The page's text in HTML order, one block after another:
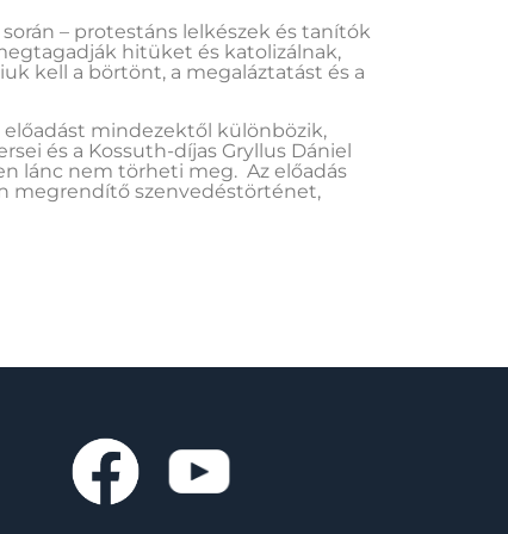
– protestáns lelkészek és tanítók
hitüket és katolizálnak,
kell a börtönt, a megaláztatást és a
mindezektől különbözik,
és a Kossuth-díjas Gryllus Dániel
lánc nem törheti meg. Az előadás
megrendítő szenvedéstörténet,